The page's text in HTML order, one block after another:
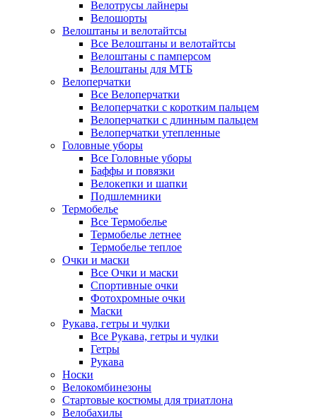
Велотрусы лайнеры
Велошорты
Велоштаны и велотайтсы
Все Велоштаны и велотайтсы
Велоштаны с памперсом
Велоштаны для МТБ
Велоперчатки
Все Велоперчатки
Велоперчатки с коротким пальцем
Велоперчатки с длинным пальцем
Велоперчатки утепленные
Головные уборы
Все Головные уборы
Баффы и повязки
Велокепки и шапки
Подшлемники
Термобелье
Все Термобелье
Термобелье летнее
Термобелье теплое
Очки и маски
Все Очки и маски
Спортивные очки
Фотохромные очки
Маски
Рукава, гетры и чулки
Все Рукава, гетры и чулки
Гетры
Рукава
Носки
Велокомбинезоны
Стартовые костюмы для триатлона
Велобахилы